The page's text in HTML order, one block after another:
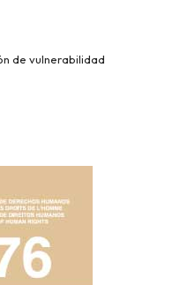
de vulnerabilidad